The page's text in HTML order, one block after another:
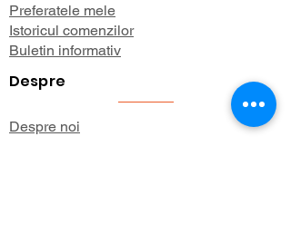
Preferatele mele
Istoricul comenzilor
Buletin informativ
Despre
Despre noi